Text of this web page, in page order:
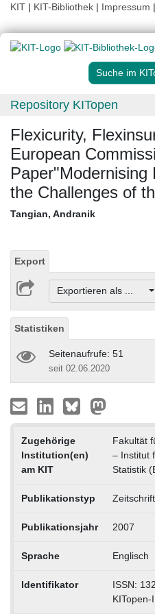
KIT | KIT-Bibliothek | Impressum |
Suche im
Repository KITopen
Flexicurity,
European
the Challenges of
Tangian, Andranik
Export
Exportieren als ...
Statistiken
Seitenaufrufe: 51
seit 02.06.2020
Zugehörige
Institution(en)
am KIT
Fakultät
– Institut
Statistik
Publikationstyp
Publikationsjahr 2007
Sprache Englisch
Identifikator
ISSN: